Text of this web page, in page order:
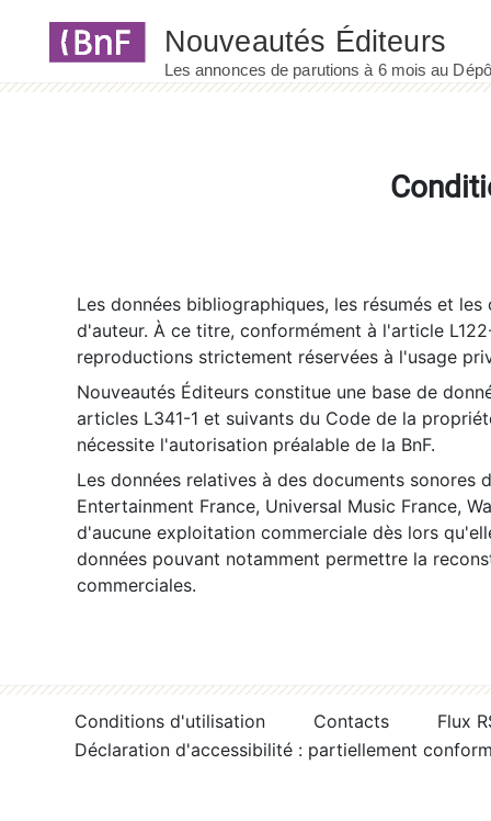
Les données bibliographiques, les résumés et
d'auteur. À ce titre, conformément à l'article
reproductions strictement réservées à l'usage
Nouveautés Éditeurs constitue une base de
articles L341-1 et suivants du Code de la
nécessite l'autorisation préalable de la BnF.
Les données relatives à des documents sonores
Entertainment France, Universal Music France,
d'aucune exploitation commerciale dès lors
données pouvant notamment permettre la
commerciales.
Conditions d'utilisation Contacts
Flux
Déclaration d'accessibilité : partiellement